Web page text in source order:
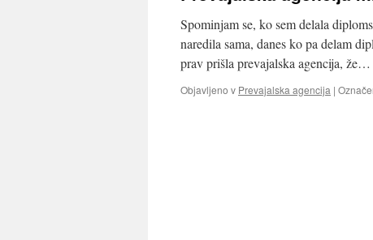
Spominjam se, ko sem delala
naredila sama, danes ko pa delam
prav prišla prevajalska agencija, že…
Objavljeno v Prevajalska agencija |